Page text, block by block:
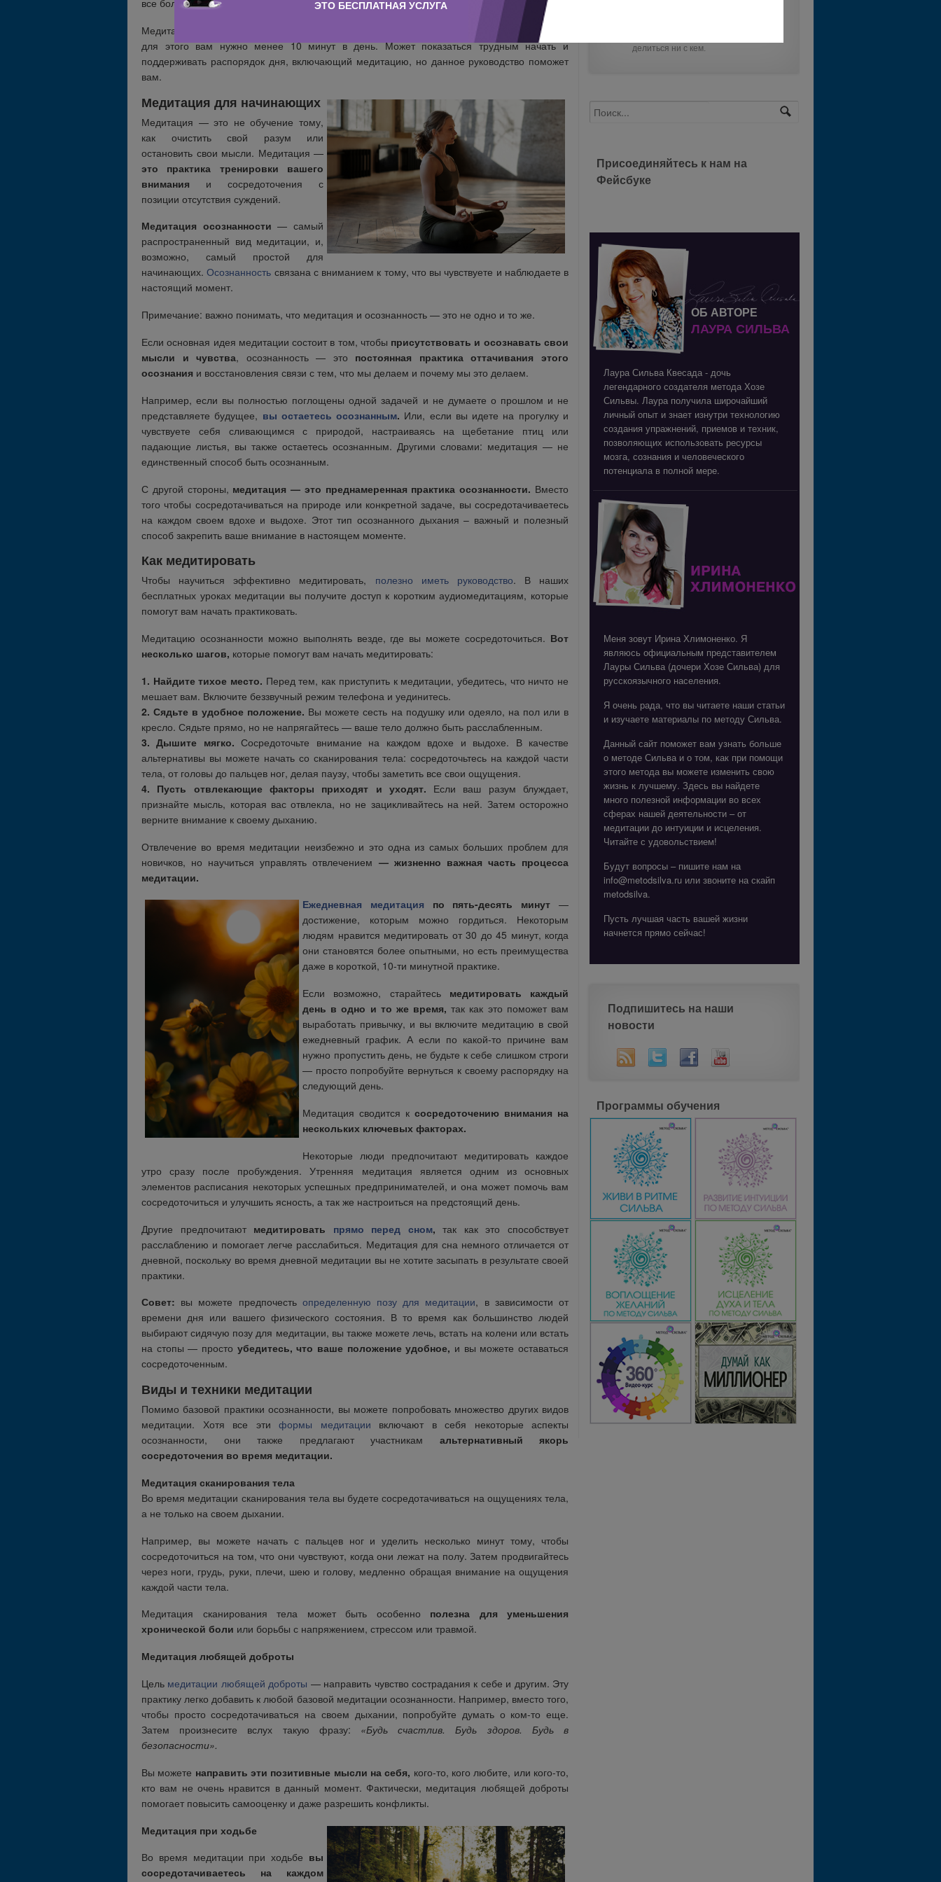
все более популярной и в других странах — и не без оснований.
Медитация несет
значительную пользу для психического и физического здоровья,
для этого вам нужно менее 10 минут в день. Может показаться трудным начать и
поддерживать распорядок дня, включающий медитацию, но данное руководство поможет
вам.
Медитация для начинающих
Медитация — это не обучение тому,
как очистить свой разум или
остановить свои мысли. Медитация —
это практика тренировки вашего
внимания и сосредоточения с
позиции отсутствия суждений.
Медитация осознанности — самый
распространенный вид медитации, и,
возможно, самый простой для
начинающих.Осознанность связана с вниманием к тому, что вы чувствуете и наблюдаете в
настоящий момент.
Примечание: важно понимать, что медитация и осознанность — это не одно и то же.
Если основная идея медитации состоит в том, чтобы присутствовать и осознавать свои
мысли и чувства, осознанность — это постоянная практика оттачивания этого
осознания и восстановления связи с тем, что мы делаем и почему мы это делаем.
Например, если вы полностью поглощены одной задачей и не думаете о прошлом и не
представляете будущее, вы остаетесь осознанным. Или, если вы идете на прогулку и
чувствуете себя сливающимся с природой, настраиваясь на щебетание птиц или
падающие листья, вы также остаетесь осознанным. Другими словами: медитация — не
единственный способ быть осознанным.
С другой стороны, медитация — это преднамеренная практика осознанности. Вместо
того чтобы сосредотачиваться на природе или конкретной задаче, вы сосредотачиваетесь
на каждом своем вдохе и выдохе. Этот тип осознанного дыхания – важный и полезный
способ закрепить ваше внимание в настоящем моменте.
Как медитировать
Чтобы научиться эффективно медитировать, полезно иметь руководство. В наших
бесплатных уроках медитации вы получите доступ к коротким аудиомедитациям, которые
помогут вам начать практиковать.
Медитацию осознанности можно выполнять везде, где вы можете сосредоточиться. Вот
несколько шагов, которые помогут вам начать медитировать:
1. Найдите тихое место. Перед тем, как приступить к медитации, убедитесь, что ничто не
мешает вам. Включите беззвучный режим телефона и уединитесь.
2. Сядьте в удобное положение. Вы можете сесть на подушку или одеяло, на пол или в
кресло. Сядьте прямо, но не напрягайтесь — ваше тело должно быть расслабленным.
3. Дышите мягко.Сосредоточьте внимание на каждом вдохе и выдохе. В качестве
альтернативы вы можете начать со сканирования тела: сосредоточьтесь на каждой части
тела, от головы до пальцев ног, делая паузу, чтобы заметить все свои ощущения.
4. Пусть отвлекающие факторы приходят и уходят. Если ваш разум блуждает,
признайте мысль, которая вас отвлекла, но не зацикливайтесь на ней. Затем осторожно
верните внимание к своему дыханию.
Отвлечение во время медитации неизбежно и это одна из самых больших проблем для
новичков, но научиться управлять отвлечением — жизненно важная часть процесса
медитации.
Ежедневная медитация по пять-десять минут —
достижение, которым можно гордиться. Некоторым
людям нравится медитировать от 30 до 45 минут, когда
они становятся более опытными, но есть преимущества
даже в короткой, 10-ти минутной практике.
Если возможно, старайтесь медитировать каждый
день в одно и то же время,так как это поможет вам
выработать привычку, и вы включите медитацию в свой
ежедневный график. А если по какой-то причине вам
нужно пропустить день, не будьте к себе слишком строги
— просто попробуйте вернуться к своему распорядку на
следующий день.
Медитация сводится к сосредоточению внимания на
нескольких ключевых факторах.
Некоторые люди предпочитают медитировать каждое
утро сразу после пробуждения. Утренняя медитация является одним из основных
элементов расписания некоторых успешных предпринимателей, и она может помочь вам
сосредоточиться и улучшить ясность, а так же настроиться на предстоящий день.
Другие предпочитаютмедитировать прямо перед сном,так как это способствует
расслаблению и помогает легче расслабиться. Медитация для сна немного отличается от
дневной, поскольку во время дневной медитации вы не хотите засыпать в результате своей
практики.
Совет: вы можете предпочесть определенную позу для медитации, в зависимости от
времени дня или вашего физического состояния. В то время как большинство людей
выбирают сидячую позу для медитации, вы также можете лечь, встать на колени или встать
на стопы — просто убедитесь, что ваше положение удобное, и вы можете оставаться
сосредоточенным.
Виды и техники медитации
Помимо базовой практики осознанности, вы можете попробовать множество других видов
медитации. Хотя все эти формы медитации включают в себя некоторые аспекты
осознанности, они также предлагают участникам альтернативный якорь
сосредоточения во время медитации.
Медитация сканирования тела
Во время медитации сканирования тела вы будете сосредотачиваться на ощущениях тела,
а не только на своем дыхании.
Например, вы можете начать с пальцев ног и уделить несколько минут тому, чтобы
сосредоточиться на том, что они чувствуют, когда они лежат на полу. Затем продвигайтесь
через ноги, грудь, руки, плечи, шею и голову, медленно обращая внимание на ощущения
каждой части тела.
Медитация сканирования тела может быть особенно полезна для уменьшения
хронической боли или борьбы с напряжением, стрессом или травмой.
Медитация любящей доброты
Цель медитации любящей доброты — направить чувство сострадания к себе и другим. Эту
практику легко добавить к любой базовой медитации осознанности. Например, вместо того,
чтобы просто сосредотачиваться на своем дыхании, попробуйте думать о ком-то еще.
Затем произнесите вслух такую фразу: «Будь счастлив. Будь здоров. Будь в
безопасности».
Вы можете направить эти позитивные мысли на себя, кого-то, кого любите, или кого-то,
кто вам не очень нравится в данный момент. Фактически, медитация любящей доброты
помогает повысить самооценку и даже разрешить конфликты.
Медитация при ходьбе
Во время медитации при ходьбе вы
сосредотачиваетесь на каждом
делиться ни с кем.
Присоединяйтесь к нам на
Фейсбуке
ОБ АВТОРЕ
ЛАУРА СИЛЬВА
Лаура Сильва Квесада - дочь
легендарного создателя метода Хозе
Сильвы. Лаура получила широчайший
личный опыт и знает изнутри технологию
создания упражнений, приемов и техник,
позволяющих использовать ресурсы
мозга, сознания и человеческого
потенциала в полной мере.
Меня зовут Ирина Хлимоненко. Я
являюсь официальным представителем
Лауры Сильва (дочери Хозе Сильва) для
русскоязычного населения.
Я очень рада, что вы читаете наши статьи
и изучаете материалы по методу Сильва.
Данный сайт поможет вам узнать больше
о методе Сильва и о том, как при помощи
этого метода вы можете изменить свою
жизнь к лучшему. Здесь вы найдете
много полезной информации во всех
сферах нашей деятельности – от
медитации до интуиции и исцеления.
Читайте с удовольствием!
Будут вопросы – пишите нам на
info@metodsilva.ru или звоните на скайп
metodsilva.
Пусть лучшая часть вашей жизни
начнется прямо сейчас!
Подпишитесь на наши
новости
Программы обучения
ЭТО БЕСПЛАТНАЯ УСЛУГА